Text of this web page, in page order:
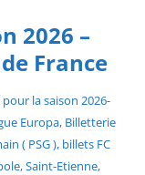
2026 –
France
la saison 2026-
Europa, Billetterie
( PSG ), billets FC
Saint-Etienne,